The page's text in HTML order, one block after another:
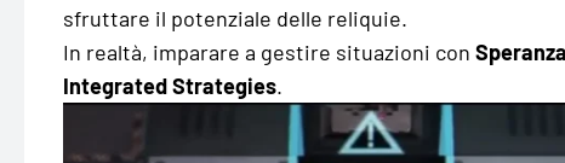
sfruttare il potenziale delle reliquie.
In realtà, imparare a gestire situazioni con
Integrated Strategies.